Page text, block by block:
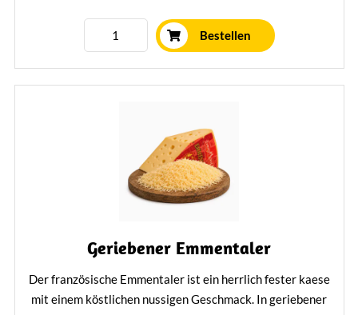
Bestellen
Geriebener Emmentaler
Der französische Emmentaler ist ein herrlich fester kaese
mit einem köstlichen nussigen Geschmack. In geriebener